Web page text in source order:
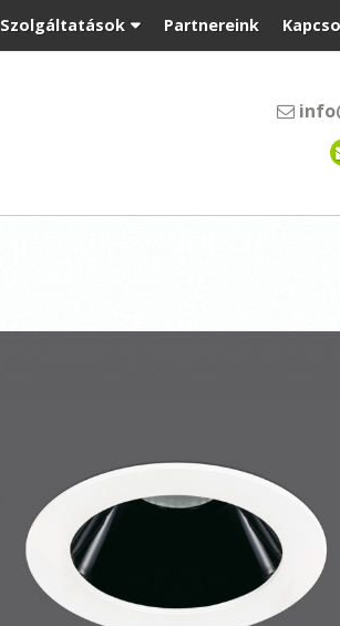
Szolgáltatások Partnereink